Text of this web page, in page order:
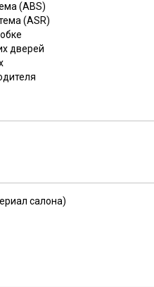
(ABS)
(ASR)
дверей
салона)